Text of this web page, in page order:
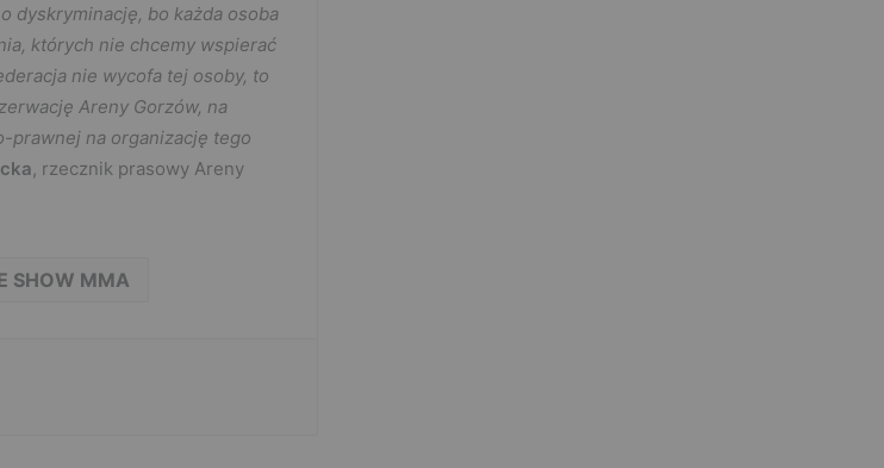
dyskryminację, bo każda osoba
których nie chcemy wspierać
nie wycofa tej osoby, to
Areny Gorzów, na
prawnej na organizację tego
, rzecznik prasowy Areny
SHOW MMA